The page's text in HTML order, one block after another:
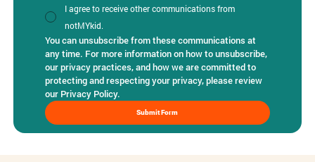
I agree to receive other communications from
notMYkid.
You can unsubscribe from these communications at
any time. For more information on how to unsubscribe,
our privacy practices, and how we are committed to
protecting and respecting your privacy, please review
our Privacy Policy.
Submit Form